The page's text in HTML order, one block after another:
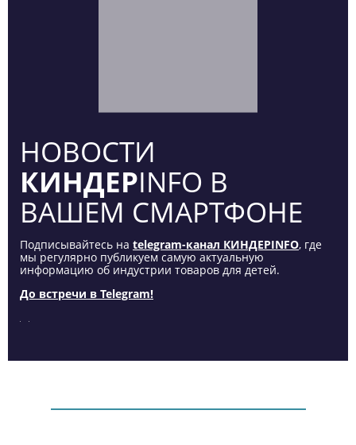
НОВОСТИ
КИНДЕРINFO В
ВАШЕМ СМАРТФОНЕ
Подписывайтесь на telegram-канал КИНДЕРINFO, где
мы регулярно публикуем самую актуальную
информацию об индустрии товаров для детей.
До встречи в Telegram!